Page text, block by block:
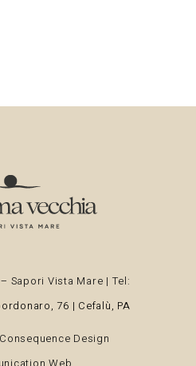
Sapori Vista Mare | Tel:
76 | Cefalù, PA
Consequence Design